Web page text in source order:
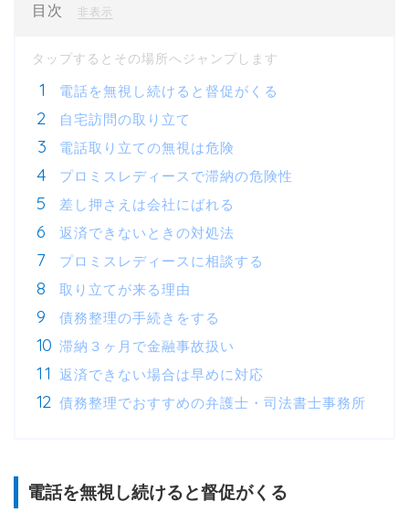
目次 非表示
電話を無視し続けると督促がくる
自宅訪問の取り立て
電話取り立ての無視は危険
プロミスレディースで滞納の危険性
差し押さえは会社にばれる
返済できないときの対処法
プロミスレディースに相談する
取り立てが来る理由
債務整理の手続きをする
滞納３ヶ月で金融事故扱い
返済できない場合は早めに対応
債務整理でおすすめの弁護士・司法書士事務所
電話を無視し続けると督促がくる